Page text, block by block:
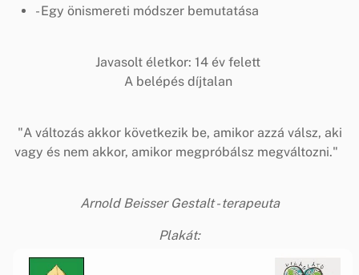
- Egy önismereti módszer bemutatása
Javasolt életkor: 14 év felett
A belépés díjtalan
"A változás akkor következik be, amikor azzá válsz, aki
vagy és nem akkor, amikor megpróbálsz megváltozni."
Arnold Beisser Gestalt - terapeuta
Plakát: